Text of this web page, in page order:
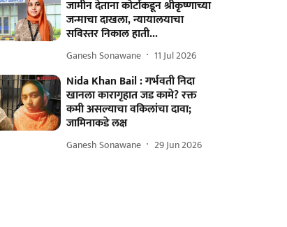
जामीन देताना कोर्टाकडून श्रीकृष्णाच्या
जन्माचा दाखला, न्यायालयाचा
सविस्तर निकाल हाती...
Ganesh Sonawane 11 Jul 2026
Nida Khan Bail : गर्भवती निदा
खानला कारागृहात जड कामे? रक्त
कमी असल्याचा वकिलांचा दावा;
जामिनाकडे लक्ष
Ganesh Sonawane 29 Jun 2026